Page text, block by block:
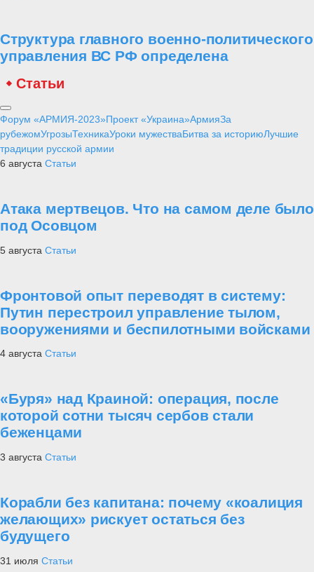
Структура главного военно-политического
управления ВС РФ определена
Статьи
Форум «АРМИЯ-2023»Проект «Украина»АрмияЗа
рубежомУгрозыТехникаУроки мужестваБитва за историюЛучшие
традиции русской армии
6 августа Статьи
Атака мертвецов. Что на самом деле было
под Осовцом
5 августа Статьи
Фронтовой опыт переводят в систему:
Путин перестроил управление тылом,
вооружениями и беспилотными войсками
4 августа Статьи
«Буря» над Краиной: операция, после
которой сотни тысяч сербов стали
беженцами
3 августа Статьи
Корабли без капитана: почему «коалиция
желающих» рискует остаться без
будущего
31 июля Статьи